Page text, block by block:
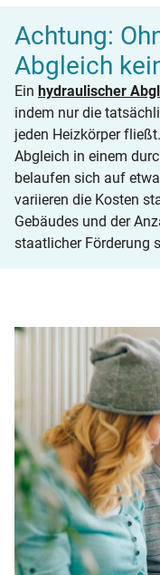
Achtung:
Abgleich
Ein hydraulischer
indem nur die
jeden Heizkörper
Abgleich in einem
belaufen sich auf etwa
variieren die Kosten
Gebäudes und der
staatlicher Förderung